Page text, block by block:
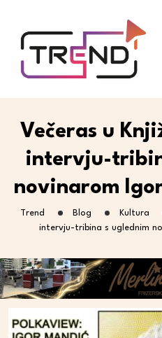
Večeras u
intervju-
novinarom
Trend Blog Kultura
intervju-tribina s uglednim